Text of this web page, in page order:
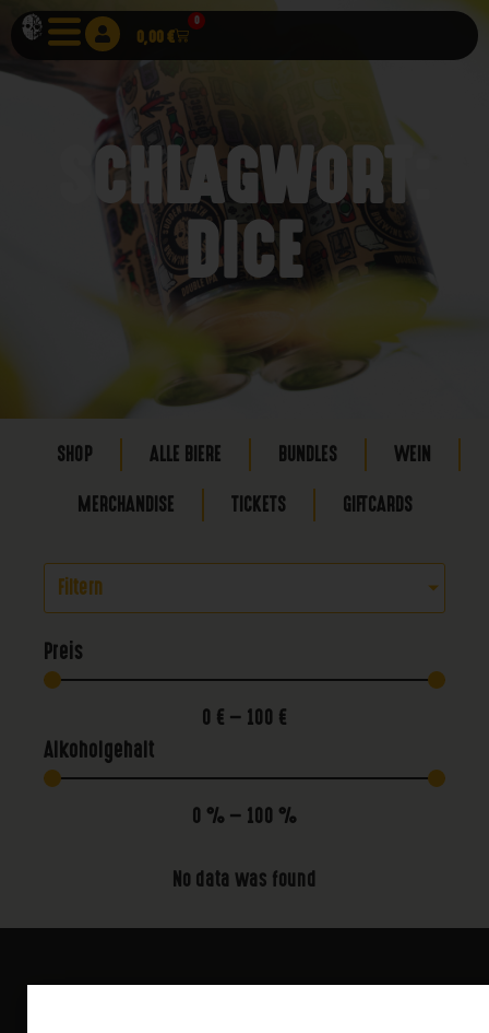
0,00€
0
SCHLAGWORT:
DICE
SHOP ALLE BIERE BUNDLES WEIN
MERCHANDISE TICKETS GIFTCARDS
Filtern
Preis
0 € — 100 €
Alkoholgehalt
0 % — 100 %
No data was found